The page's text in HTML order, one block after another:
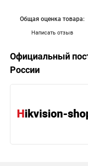
Написать отзыв
Общая оценка товара:
Официальный
России